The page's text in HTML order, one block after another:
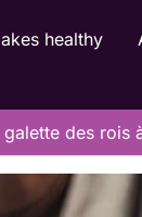
healthy
galette des rois